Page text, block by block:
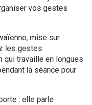
vos gestes
mise sur
les gestes
qui travaille en longues
la séance pour
: elle parle